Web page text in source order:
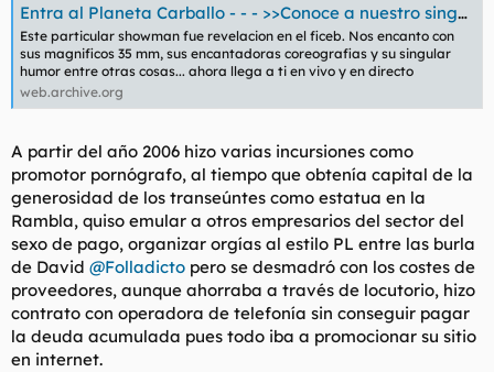
Entra al Planeta Carballo - - - >>Conoce a nuestro singular superheroe amateur
Este particular showman fue revelacion en el ficeb. Nos encanto con
sus magnificos 35 mm, sus encantadoras coreografias y su singular
humor entre otras cosas... ahora llega a ti en vivo y en directo
web.archive.org
A partir del año 2006 hizo varias incursiones como
promotor pornógrafo, al tiempo que obtenía capital de la
generosidad de los transeúntes como estatua en la
Rambla, quiso emular a otros empresarios del sector del
sexo de pago, organizar orgías al estilo PL entre las burla
de David @Folladicto pero se desmadró con los costes de
proveedores, aunque ahorraba a través de locutorio, hizo
contrato con operadora de telefonía sin conseguir pagar
la deuda acumulada pues todo iba a promocionar su sitio
en internet.